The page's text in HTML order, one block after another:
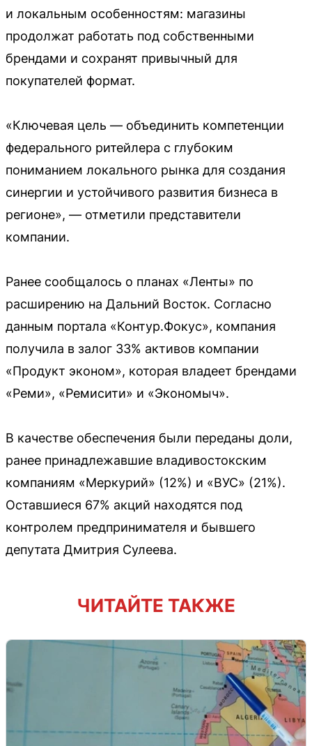
и локальным особенностям: магазины
продолжат работать под собственными
брендами и сохранят привычный для
покупателей формат.
«Ключевая цель — объединить компетенции
федерального ритейлера с глубоким
пониманием локального рынка для создания
синергии и устойчивого развития бизнеса в
регионе», — отметили представители
компании.
Ранее сообщалось о планах «Ленты» по
расширению на Дальний Восток. Согласно
данным портала «Контур.Фокус», компания
получила в залог 33% активов компании
«Продукт эконом», которая владеет брендами
«Реми», «Ремисити» и «Экономыч».
В качестве обеспечения были переданы доли,
ранее принадлежавшие владивостокским
компаниям «Меркурий» (12%) и «ВУС» (21%).
Оставшиеся 67% акций находятся под
контролем предпринимателя и бывшего
депутата Дмитрия Сулеева.
ЧИТАЙТЕ ТАКЖЕ